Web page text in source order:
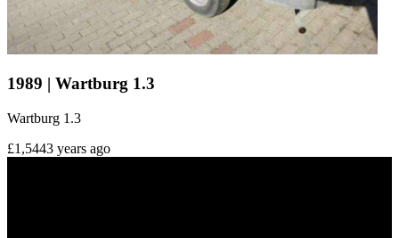
1989 | Wartburg 1.3
Wartburg 1.3
£1,5443 years ago